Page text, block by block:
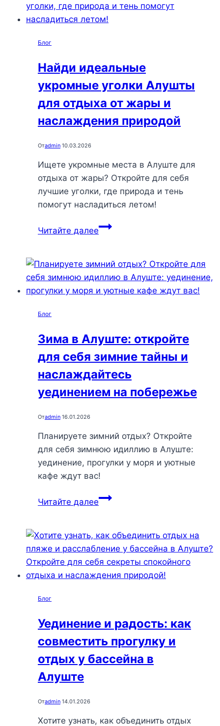
Блог
Найди идеальные
укромные уголки Алушты
для отдыха от жары и
наслаждения природой
Отadmin 10.03.2026
Ищете укромные места в Алуште для
отдыха от жары? Откройте для себя
лучшие уголки, где природа и тень
помогут насладиться летом!
Читайте далееНайди
уголки
Алушты
для
и
наслаждения
природой
Блог
Зима в Алуште: откройте
для себя зимние тайны и
наслаждайтесь
уединением на побережье
Отadmin 16.01.2026
Планируете зимний отдых? Откройте
для себя зимнюю идиллию в Алуште:
уединение, прогулки у моря и уютные
кафе ждут вас!
Читайте далееЗима
откройте
для
себя
зимние
уединением
на
побережье
Блог
Уединение и радость: как
совместить прогулку и
отдых у бассейна в
Алуште
Отadmin 14.01.2026
Хотите узнать, как объединить отдых